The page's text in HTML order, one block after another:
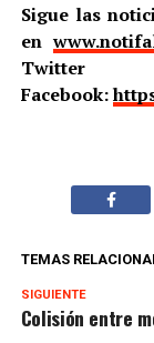
Sigue las
en
Facebook:
TEMAS
SIGUIENTE
Colisión entre